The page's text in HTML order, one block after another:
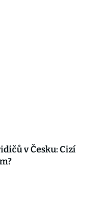
v Česku: Cizí